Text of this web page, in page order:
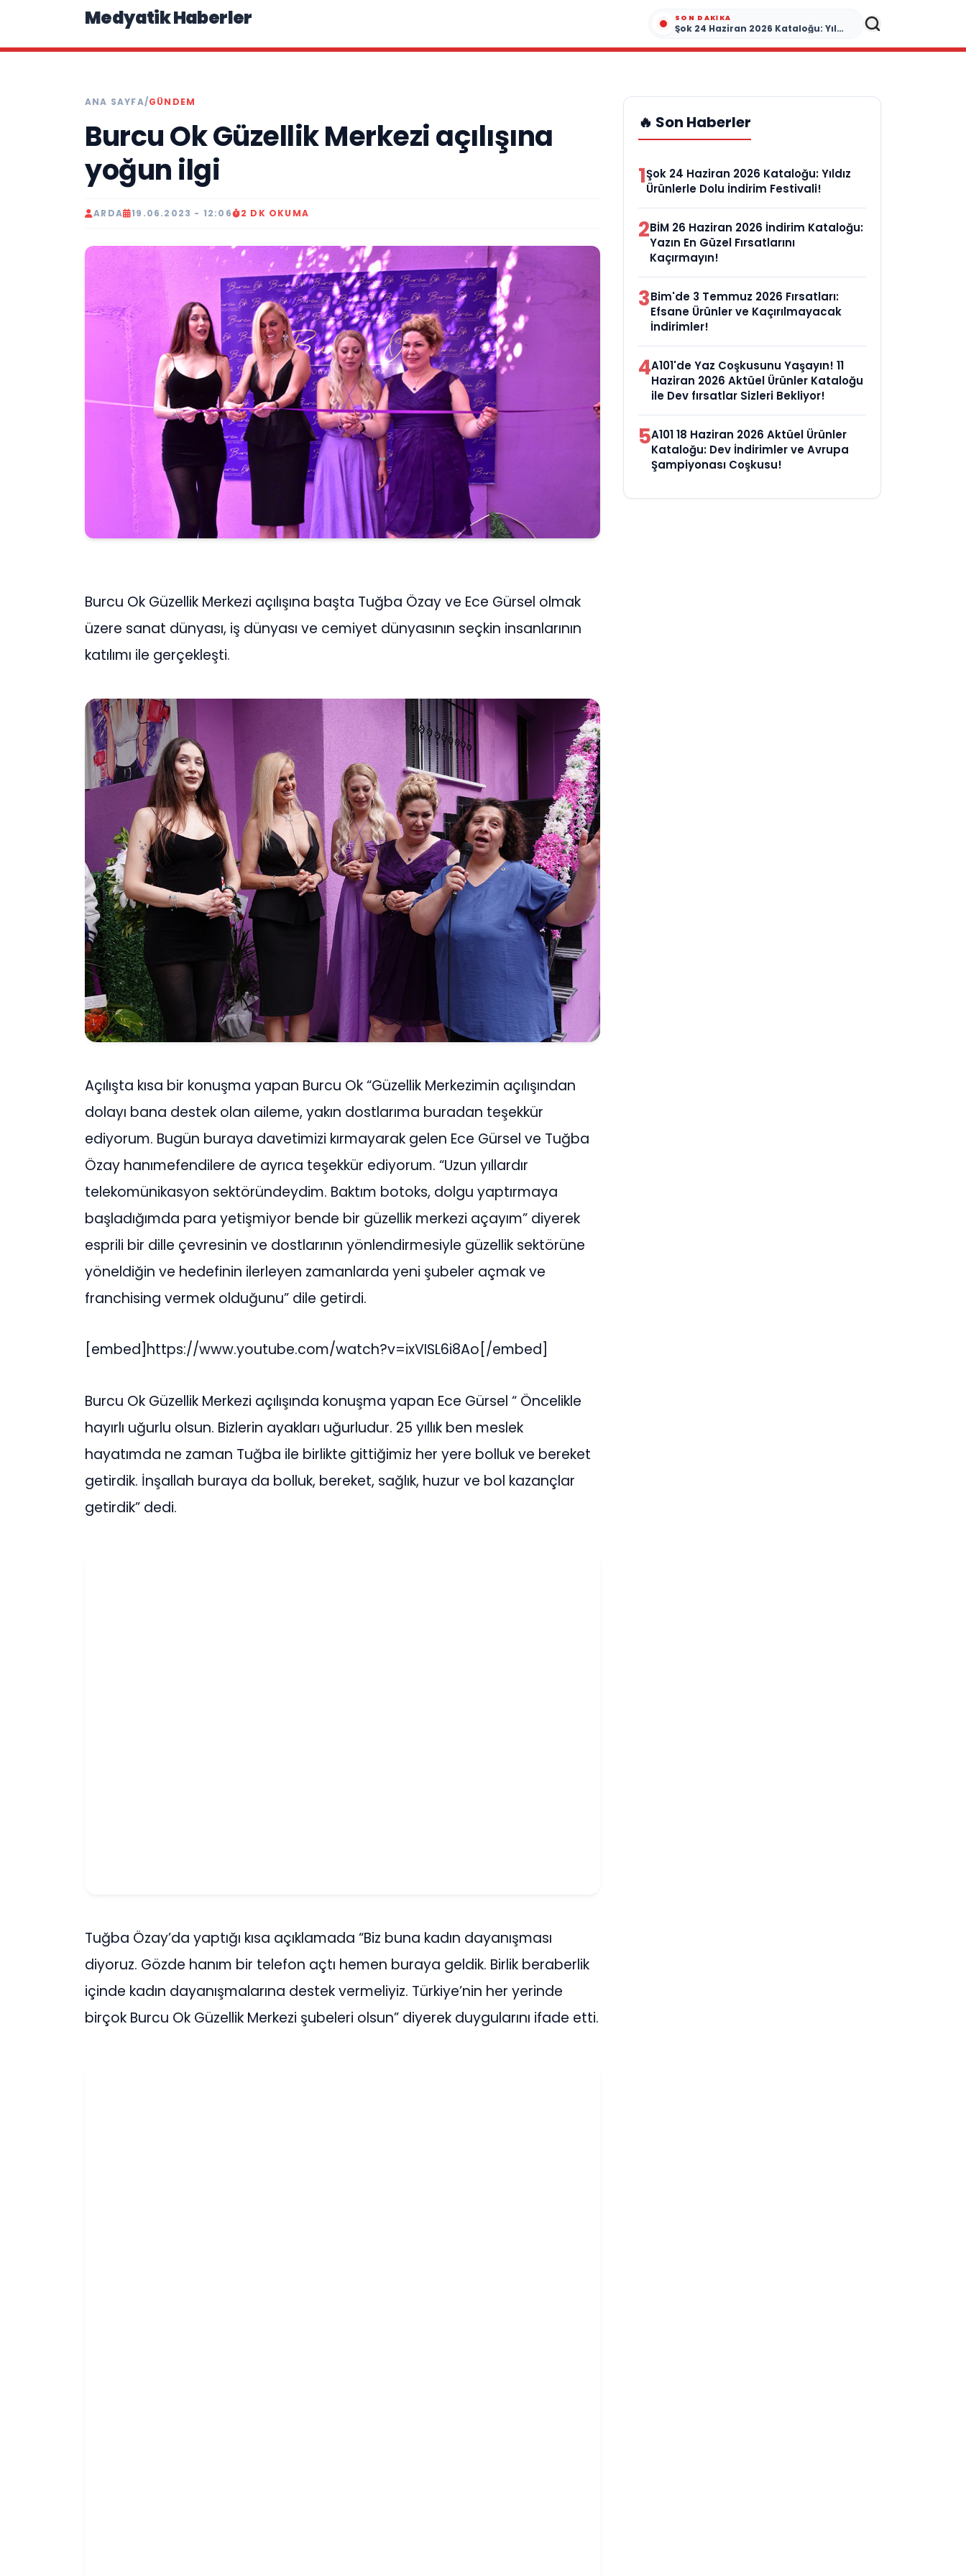
Medyatik Haberler SON DAKIKA
Şok 24 Haziran 2026 Kataloğu: Yıldız Ürünlerle Dolu İndirim Festivali!
ANA SAYFA/GÜNDEM
Burcu Ok Güzellik Merkezi açılışına
yoğun ilgi
ARDA 19.06.2023 - 12:06 2 DK OKUMA
Burcu Ok Güzellik Merkezi açılışına başta Tuğba Özay ve Ece Gürsel olmak
üzere sanat dünyası, iş dünyası ve cemiyet dünyasının seçkin insanlarının
katılımı ile gerçekleşti.
Açılışta kısa bir konuşma yapan Burcu Ok “Güzellik Merkezimin açılışından
dolayı bana destek olan aileme, yakın dostlarıma buradan teşekkür
ediyorum. Bugün buraya davetimizi kırmayarak gelen Ece Gürsel ve Tuğba
Özay hanımefendilere de ayrıca teşekkür ediyorum. “Uzun yıllardır
telekomünikasyon sektöründeydim. Baktım botoks, dolgu yaptırmaya
başladığımda para yetişmiyor bende bir güzellik merkezi açayım” diyerek
esprili bir dille çevresinin ve dostlarının yönlendirmesiyle güzellik sektörüne
yöneldiğin ve hedefinin ilerleyen zamanlarda yeni şubeler açmak ve
franchising vermek olduğunu” dile getirdi.
[embed]https://www.youtube.com/watch?v=ixVISL6i8Ao[/embed]
Burcu Ok Güzellik Merkezi açılışında konuşma yapan Ece Gürsel “ Öncelikle
hayırlı uğurlu olsun. Bizlerin ayakları uğurludur. 25 yıllık ben meslek
hayatımda ne zaman Tuğba ile birlikte gittiğimiz her yere bolluk ve bereket
getirdik. İnşallah buraya da bolluk, bereket, sağlık, huzur ve bol kazançlar
getirdik” dedi.
Tuğba Özay’da yaptığı kısa açıklamada “Biz buna kadın dayanışması
diyoruz. Gözde hanım bir telefon açtı hemen buraya geldik. Birlik beraberlik
içinde kadın dayanışmalarına destek vermeliyiz. Türkiye’nin her yerinde
birçok Burcu Ok Güzellik Merkezi şubeleri olsun” diyerek duygularını ifade etti.
🔥 Son Haberler
1Şok 24 Haziran 2026 Kataloğu: Yıldız
Ürünlerle Dolu İndirim Festivali!
2BİM 26 Haziran 2026 İndirim Kataloğu:
Yazın En Güzel Fırsatlarını
Kaçırmayın!
3Bim'de 3 Temmuz 2026 Fırsatları:
Efsane Ürünler ve Kaçırılmayacak
İndirimler!
4A101'de Yaz Coşkusunu Yaşayın! 11
Haziran 2026 Aktüel Ürünler Kataloğu
ile Dev fırsatlar Sizleri Bekliyor!
5A101 18 Haziran 2026 Aktüel Ürünler
Kataloğu: Dev İndirimler ve Avrupa
Şampiyonası Coşkusu!